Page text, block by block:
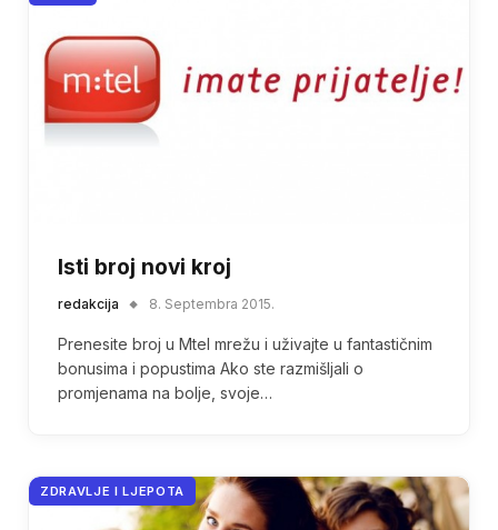
Isti broj novi kroj
redakcija 8. Septembra 2015.
Prenesite broj u Mtel mrežu i uživajte u fantastičnim
bonusima i popustima Ako ste razmišljali o
promjenama na bolje, svoje…
ZDRAVLJE I LJEPOTA